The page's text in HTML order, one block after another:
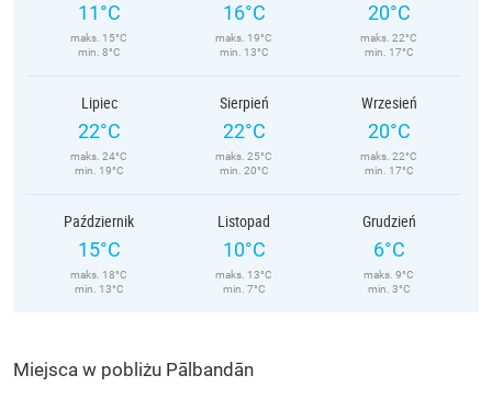
11°C
maks. 15°C
min. 8°C
16°C
maks. 19°C
min. 13°C
20°C
maks. 22°C
min. 17°C
Lipiec
22°C
maks. 24°C
min. 19°C
Sierpień
22°C
maks. 25°C
min. 20°C
Wrzesień
20°C
maks. 22°C
min. 17°C
Październik
15°C
maks. 18°C
min. 13°C
Listopad
10°C
maks. 13°C
min. 7°C
Grudzień
6°C
maks. 9°C
min. 3°C
Miejsca w pobliżu Pālbandān